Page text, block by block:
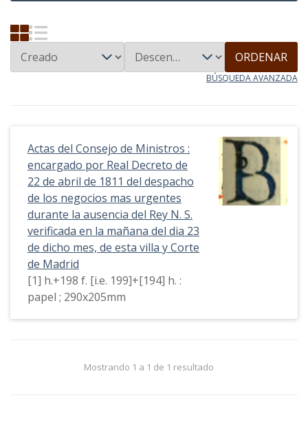
ORDENAR
BÚSQUEDA AVANZADA
Actas del Consejo de Ministros :
encargado por Real Decreto de
22 de abril de 1811 del despacho
de los negocios mas urgentes
durante la ausencia del Rey N. S.
verificada en la mañana del dia 23
de dicho mes, de esta villa y Corte
de Madrid
[1] h.+198 f. [i.e. 199]+[194] h. :
papel ; 290x205mm
Mostrando 1 a 1 de 1 resultado